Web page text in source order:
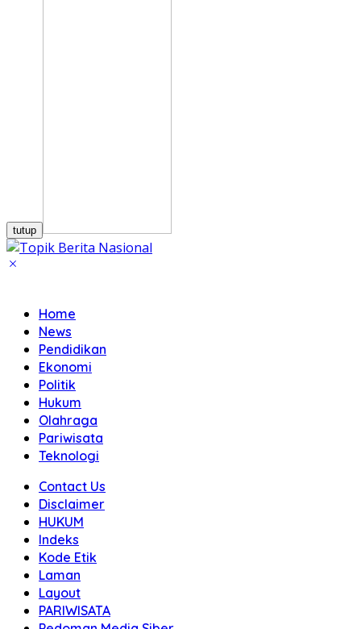
tutup
Home
News
Pendidikan
Ekonomi
Politik
Hukum
Olahraga
Pariwisata
Teknologi
Contact Us
Disclaimer
HUKUM
Indeks
Kode Etik
Laman
Layout
PARIWISATA